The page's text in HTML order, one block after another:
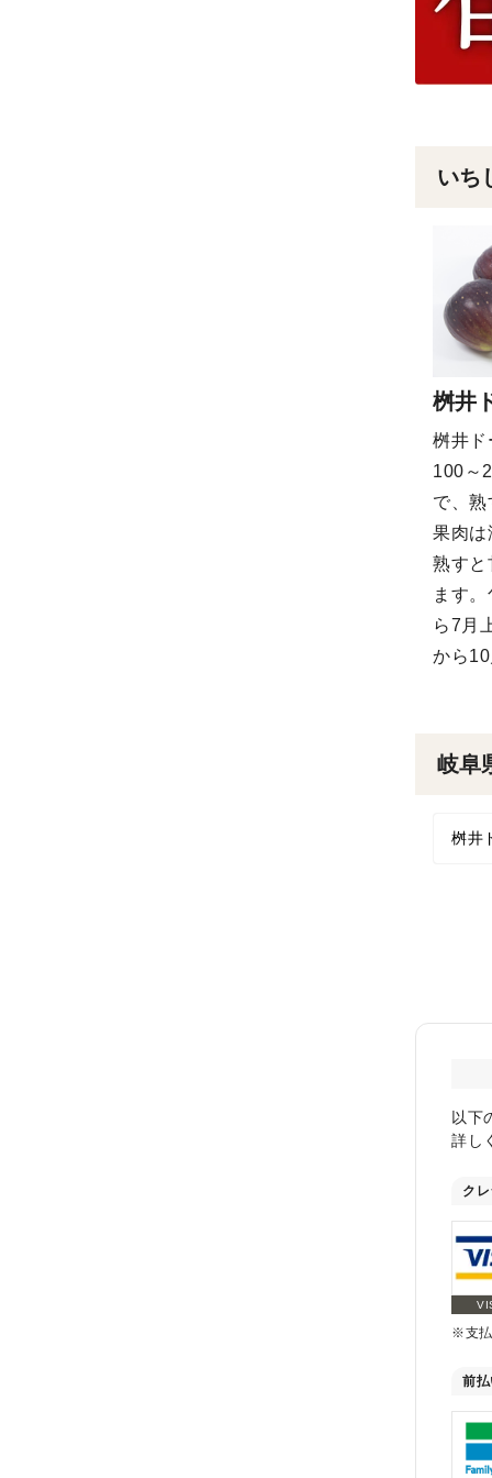
いち
桝井
桝井ド
100～
で、熟
果肉は
熟すと
ます
ら7月
から
岐阜
桝井
以下
詳し
ク
※支払
前